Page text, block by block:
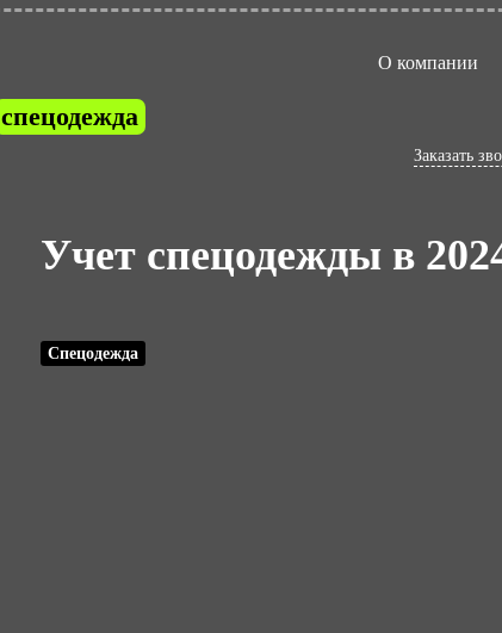
спецодежда
О компании
Заказать
Учет спецодежды в
Спецодежда